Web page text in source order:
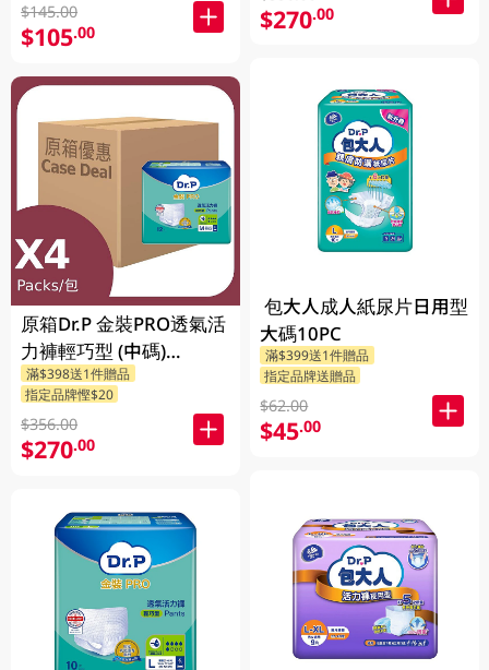
$145.00
$105.00
原箱Dr.P 金裝PRO透氣活
力褲輕巧型 (中碼)
4X12PCS
滿$398送1件贈品
指定品牌慳$20
$356.00
$270.00
$270.00
包大人成人紙尿片日用型
大碼10PC
滿$399送1件贈品
指定品牌送贈品
$62.00
$45.00